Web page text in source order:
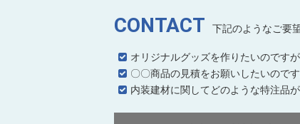
CONTACT 下記のようなご要
オリジナルグッズを作りたいのです
〇〇商品の見積をお願いしたいので
内装建材に関してどのような特注品